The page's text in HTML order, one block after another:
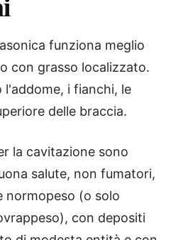
funziona meglio
con grasso localizzato.
l'addome, i fianchi, le
delle braccia.
la cavitazione sono
salute, non fumatori,
normopeso (o solo
con depositi